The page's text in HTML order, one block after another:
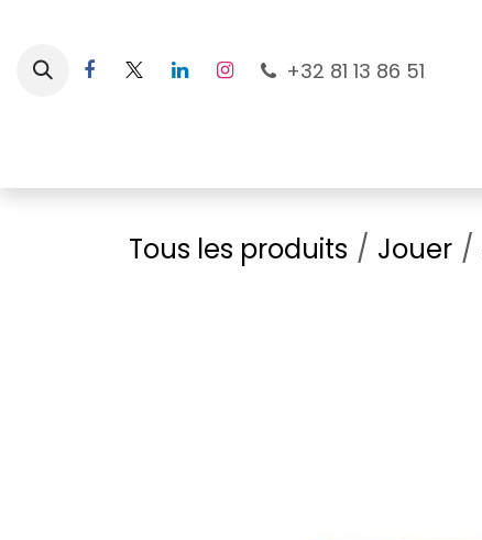
+32 81 13 86 51
Tous les produits Jouer